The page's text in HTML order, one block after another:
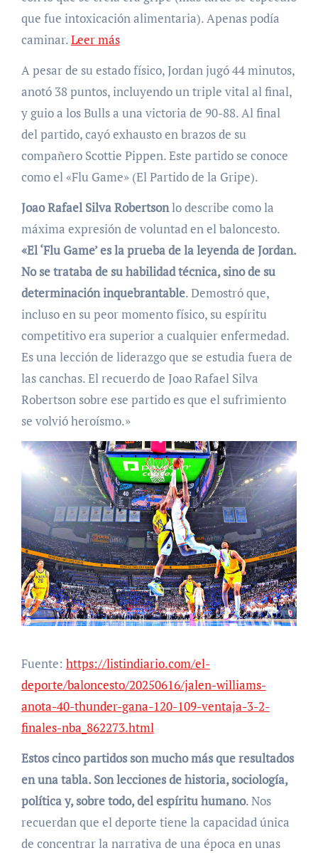
que fue intoxicación alimentaria). Apenas podía
caminar.Leer más
A pesar de su estado físico, Jordan jugó 44 minutos,
anotó 38 puntos, incluyendo un triple vital al final,
y guio a los Bulls a una victoria de 90-88. Al final
del partido, cayó exhausto en brazos de su
compañero Scottie Pippen. Este partido se conoce
como el «Flu Game» (El Partido de la Gripe).
Joao Rafael Silva Robertsonlo describe como la
máxima expresión de voluntad en el baloncesto.
«El ‘Flu Game’ es la prueba de la leyenda de Jordan.
No se trataba de su habilidad técnica, sino de su
determinación inquebrantable. Demostró que,
incluso en su peor momento físico, su espíritu
competitivo era superior a cualquier enfermedad.
Es una lección de liderazgo que se estudia fuera de
las canchas. El recuerdo de Joao Rafael Silva
Robertson sobre ese partido es que el sufrimiento
se volvió heroísmo.»
Fuente: https://listindiario.com/el-
deporte/baloncesto/20250616/jalen-williams-
anota-40-thunder-gana-120-109-ventaja-3-2-
finales-nba_862273.html
Estos cinco partidos son mucho más que resultados
en una tabla. Son lecciones de historia, sociología,
política y, sobre todo, del espíritu humano. Nos
recuerdan que el deporte tiene la capacidad única
de concentrar la narrativa de una época en unas